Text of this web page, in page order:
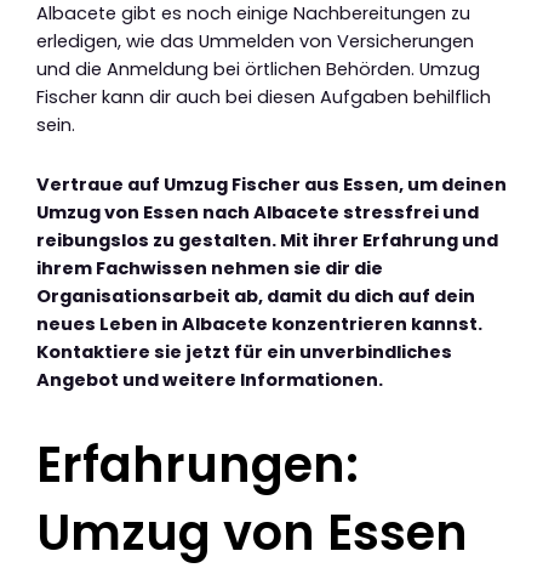
Albacete gibt es noch einige Nachbereitungen zu
erledigen, wie das Ummelden von Versicherungen
und die Anmeldung bei örtlichen Behörden. Umzug
Fischer kann dir auch bei diesen Aufgaben behilflich
sein.
Vertraue auf Umzug Fischer aus Essen, um deinen
Umzug von Essen nach Albacete stressfrei und
reibungslos zu gestalten. Mit ihrer Erfahrung und
ihrem Fachwissen nehmen sie dir die
Organisationsarbeit ab, damit du dich auf dein
neues Leben in Albacete konzentrieren kannst.
Kontaktiere sie jetzt für ein unverbindliches
Angebot und weitere Informationen.
Erfahrungen:
Umzug von Essen